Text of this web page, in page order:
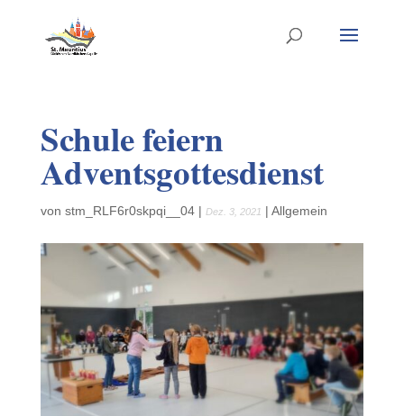
Schule feiern
Adventsgottesdienst
von stm_RLF6r0skpqi__04| Dez. 3, 2021 | Allgemein